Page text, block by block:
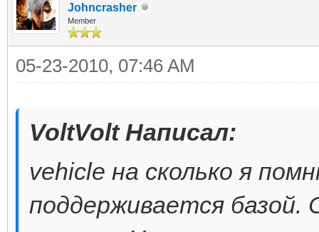
Johncrasher
Member
05-23-2010, 07:46 AM
VoltVolt Написал:
vehicle на сколько я
поддерживается